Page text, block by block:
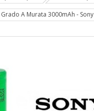
A Murata 3000mAh - Sony